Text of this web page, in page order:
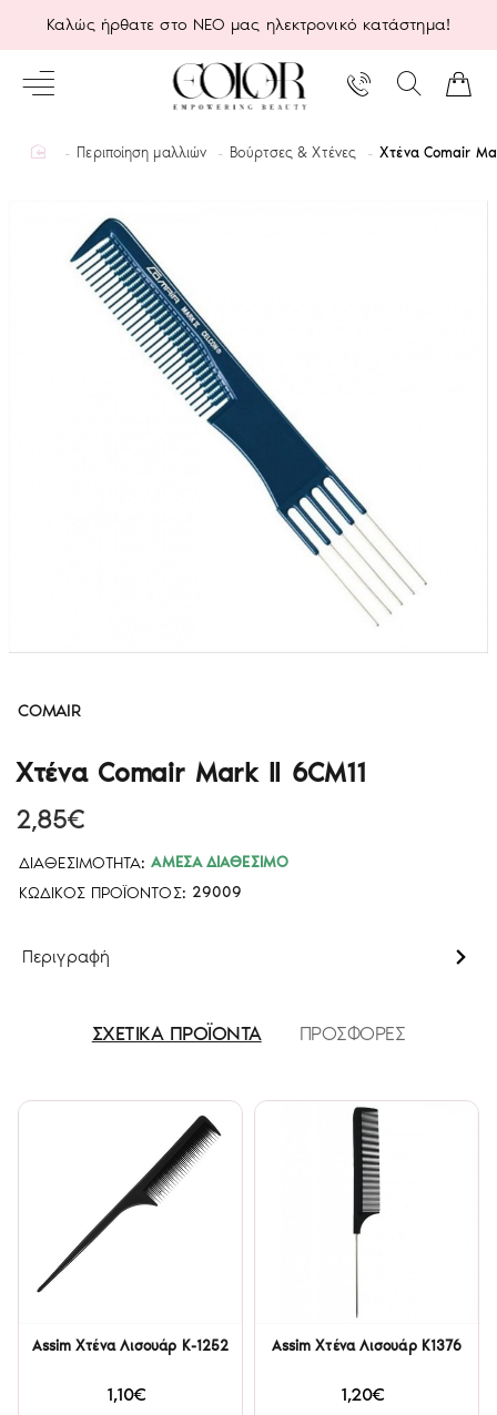
Καλώς ήρθατε στο ΝΕΟ μας ηλεκτρονικό κατάστημα!
homeΠεριποίηση μαλλιών Βούρτσες & Χτένες Χτένα Comair
COMAIR
Χτένα Comair Mark II 6CM11
ΔΙΑΘΕΣΙΜΌΤΗΤΑ: ΆΜΕΣΑ ΔΙΑΘΈΣΙΜΟ
ΚΩΔΙΚΌΣ ΠΡΟΪΌΝΤΟΣ: 29009
2,85€
Περιγραφή
ΣΧΕΤΙΚΑ ΠΡΟΪΟΝΤΑ ΠΡΟΣΦΟΡΕΣ
Assim Χτένα Λισουάρ K-1252
1,10€
Assim Χτένα Λισουάρ K1376
1,20€